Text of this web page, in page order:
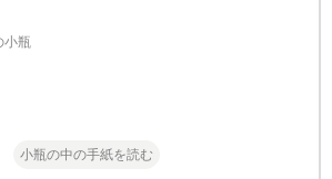
小瓶
小瓶の中の手紙を読む